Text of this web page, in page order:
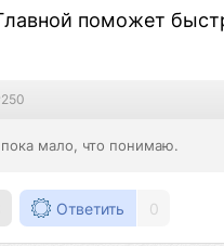
поможет
мало, что понимаю.
Ответить 0